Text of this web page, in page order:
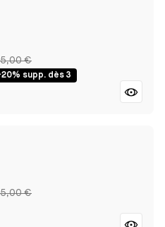
€
supp. dès 3
€